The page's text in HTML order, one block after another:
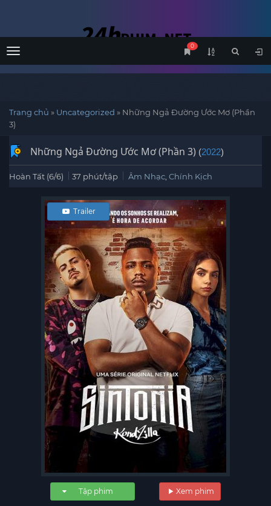
Menu
0
Trang chủ » Uncategorized » Những Ngả Đường Ước Mơ (Phần
3)
Những Ngả Đường Ước Mơ (Phần 3) (2022)
Hoàn Tất (6/6) 37 phút/tập Âm Nhạc Chính Kịch
Xem phim
Trailer
Tập phim